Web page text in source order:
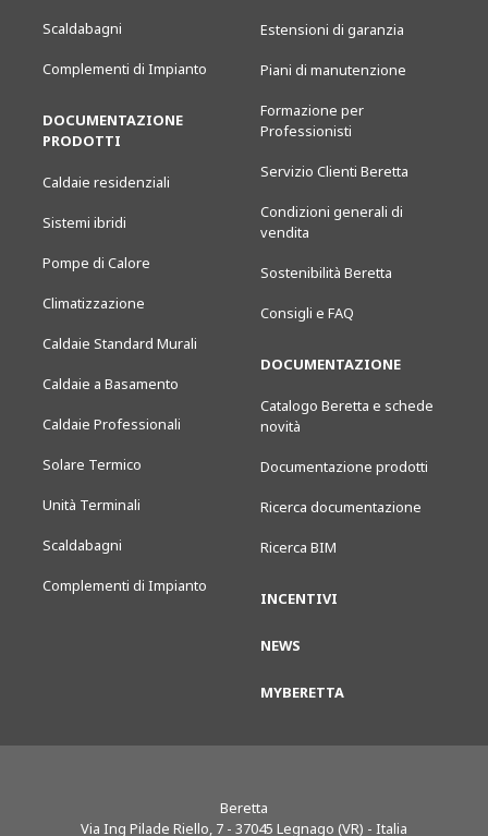
Scaldabagni
Complementi di Impianto
DOCUMENTAZIONE
PRODOTTI
Caldaie residenziali
Sistemi ibridi
Pompe di Calore
Climatizzazione
Caldaie Standard Murali
Caldaie a Basamento
Caldaie Professionali
Solare Termico
Unità Terminali
Scaldabagni
Complementi di Impianto
Estensioni di garanzia
Piani di manutenzione
Formazione per
Professionisti
Servizio Clienti Beretta
Condizioni generali di
vendita
Sostenibilità Beretta
Consigli e FAQ
DOCUMENTAZIONE
Catalogo Beretta e schede
novità
Documentazione prodotti
Ricerca documentazione
Ricerca BIM
INCENTIVI
NEWS
MYBERETTA
Beretta
Via Ing Pilade Riello, 7 - 37045 Legnago (VR) - Italia